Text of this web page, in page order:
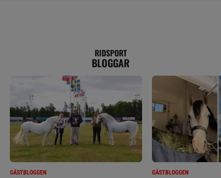
RIDSPORT
BLOGGAR
GÄSTBLOGGEN GÄSTBLOGGEN